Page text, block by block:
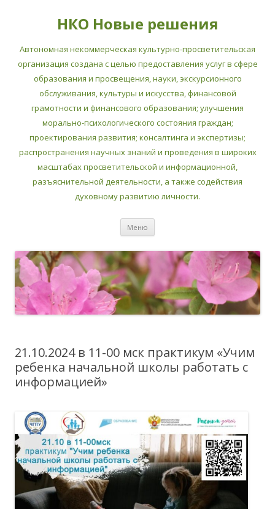
НКО Новые решения
Автономная некоммерческая культурно-просветительская
организация создана с целью предоставления услуг в сфере
образования и просвещения, науки, экскурсионного
обслуживания, культуры и искусства, финансовой
грамотности и финансового образования; улучшения
морально-психологического состояния граждан;
проектирования развития; консалтинга и экспертизы;
распространения научных знаний и проведения в широких
масштабах просветительской и информационной,
разъяснительной деятельности, а также содействия
духовному развитию личности.
Меню
21.10.2024 в 11-00 мск практикум «Учим
ребенка начальной школы работать с
информацией»